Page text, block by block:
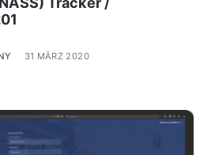
31 MÄRZ 2020